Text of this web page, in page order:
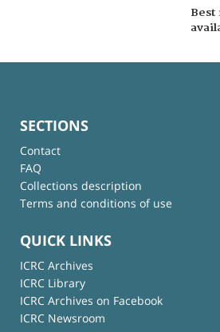
SECTIONS
Contact
FAQ
Collections description
Terms and conditions of use
QUICK LINKS
ICRC Archives
ICRC Library
ICRC Archives on Facebook
ICRC Newsroom